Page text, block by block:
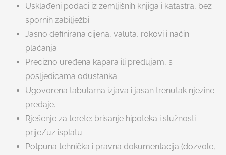
Usklađeni podaci iz zemljišnih knjiga i katastra, bez
spornih zabilježbi.
Jasno definirana cijena, valuta, rokovi i način
plaćanja.
Precizno uređena kapara ili predujam, s
posljedicama odustanka.
Ugovorena tabularna izjava i jasan trenutak njezine
predaje.
Rješenje za terete: brisanje hipoteka i služnosti
prije/uz isplatu.
Potpuna tehnička i pravna dokumentacija (dozvole,